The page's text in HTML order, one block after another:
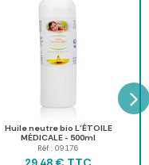
Huile neutre bio L'ÉTOILE
MÉDICALE - 500ml
Réf : 09176